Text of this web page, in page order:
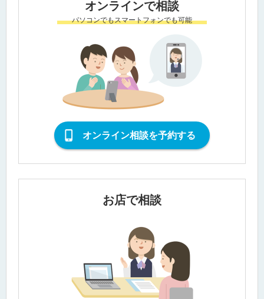
オンラインで相談
パソコンでもスマートフォンでも可能
オンライン相談を予約する
お店で相談